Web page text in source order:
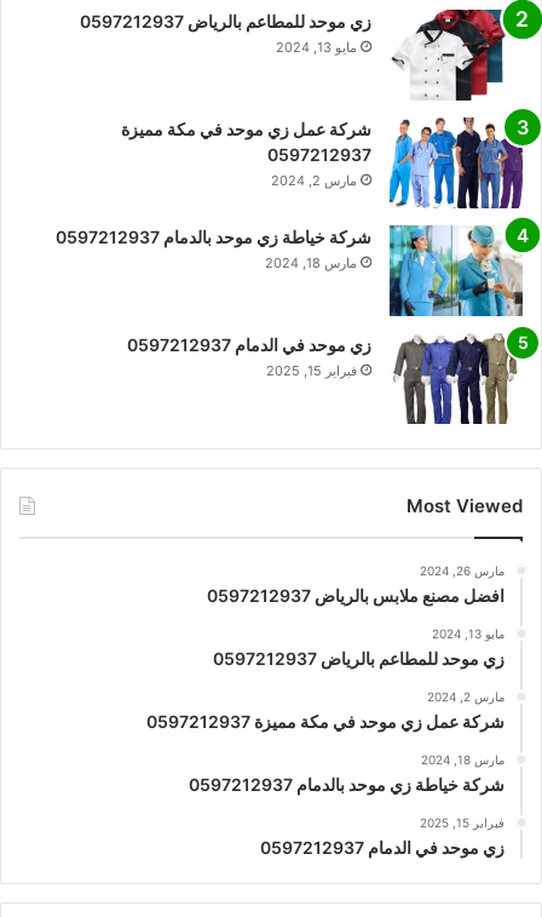
زي موحد للمطاعم بالرياض 0597212937
مايو 13, 2024
شركة عمل زي موحد في مكة مميزة
0597212937
مارس 2, 2024
شركة خياطة زي موحد بالدمام 0597212937
مارس 18, 2024
زي موحد في الدمام 0597212937
فبراير 15, 2025
Most Viewed
مارس 26, 2024
افضل مصنع ملابس بالرياض 0597212937
مايو 13, 2024
زي موحد للمطاعم بالرياض 0597212937
مارس 2, 2024
شركة عمل زي موحد في مكة مميزة 0597212937
مارس 18, 2024
شركة خياطة زي موحد بالدمام 0597212937
فبراير 15, 2025
زي موحد في الدمام 0597212937